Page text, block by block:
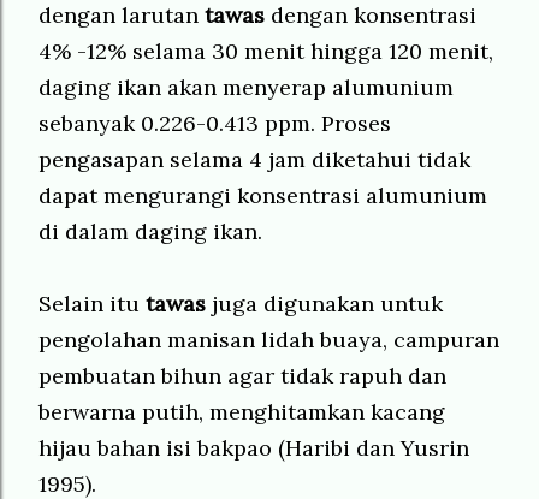
dengan larutan tawas dengan konsentrasi
4% -12% selama 30 menit hingga 120 menit,
daging ikan akan menyerap alumunium
sebanyak 0.226-0.413 ppm. Proses
pengasapan selama 4 jam diketahui tidak
dapat mengurangi konsentrasi alumunium
di dalam daging ikan.
Selain itu tawas juga digunakan untuk
pengolahan manisan lidah buaya, campuran
pembuatan bihun agar tidak rapuh dan
berwarna putih, menghitamkan kacang
hijau bahan isi bakpao (Haribi dan Yusrin
1995).